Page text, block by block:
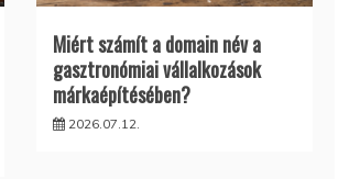
Miért számít a domain név a
gasztronómiai vállalkozások
márkaépítésében?
2026.07.12.